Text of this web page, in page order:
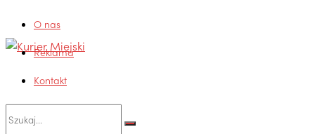
O nas
Reklama
Kontakt